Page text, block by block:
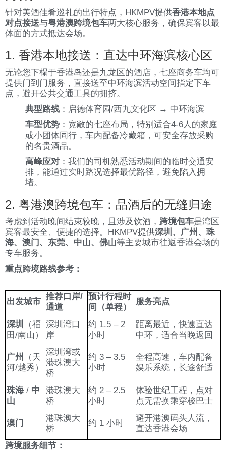
针对美酒佳肴巡礼的出行特点，HKMPV提供香港本地点
对点接送与粤港澳跨境包车两大核心服务，确保宾客以最
体面的方式抵达会场。
1. 香港本地接送：直达中环海滨核心区
无论您下榻于香港岛还是九龙区的酒店，七座商务车均可
提供门到门服务，直接送至中环海滨活动空间指定下车
点，避开公共交通工具的拥挤。
典型路线 ：启德体育园/西九文化区 → 中环海滨
车型优势 ：宽敞的七座布局，特别适合4-6人的家庭
或小团体同行，车内配备冷藏箱，可安全存放采购
的名贵酒品。
高峰应对 ：我们的司机熟悉活动期间的临时交通安
排，能通过实时路况选择最优路径，避免陷入拥
堵。
2. 粤港澳跨境包车：品酒后的无缝归途
考虑到活动晚间结束较晚，且涉及饮酒， 跨境包车是湾区
宾客最安全、便捷的选择。HKMPV提供深圳、广州、珠
海、澳门、东莞、中山、佛山等主要城市往返香港会场的
专车服务。
重点跨境路线参考：
出发城市
推荐口岸/
通道
预计行程时
间（单程）
服务亮点
深圳
（福
田/南山）
深圳湾口
岸
约 1.5 – 2
小时
距离最近，快速直达
中环，适合当晚返回
广州
（天
河/越秀）
深圳湾或
港珠澳大
桥
约 3 – 3.5
小时
全程高速，车内配备
娱乐系统，长途舒适
珠海 / 中
山
港珠澳大
桥
约 2 – 2.5
小时
体验世纪工程，点对
点无需换乘穿梭巴士
澳门
港珠澳大
桥
约 1 小时
避开港澳码头人流，
直达香港会场
跨境服务细节：